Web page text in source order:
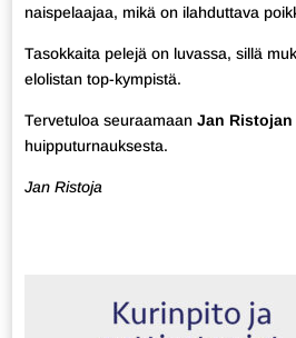
naispelaajaa, mikä on ilahduttava
Tasokkaita pelejä on luvassa, sillä
elolistan top-kympistä.
Tervetuloa seuraamaan Jan Ristojan
huipputurnauksesta.
Jan Ristoja